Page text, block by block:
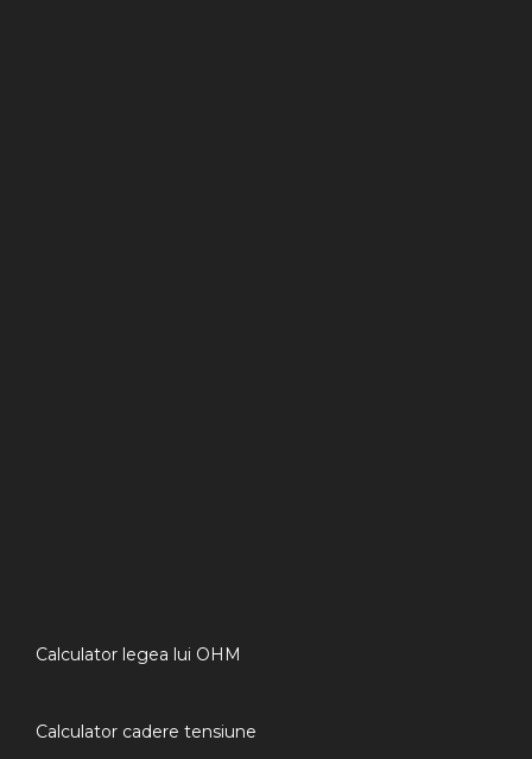
Calculator legea lui OHM
Calculator cadere tensiune